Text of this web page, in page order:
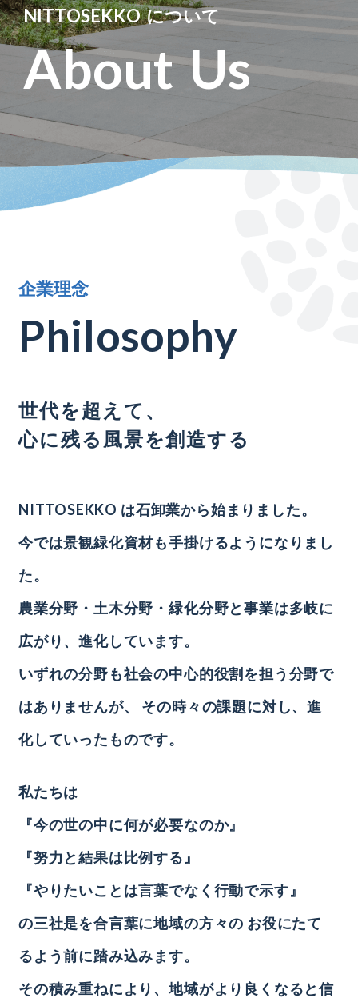
NITTOSEKKO について
About Us
企業理念
Philosophy
世代を超えて、
心に残る風景を創造する
NITTOSEKKO は石卸業から始まりました。
今では景観緑化資材も手掛けるようになりまし
た。
農業分野・土木分野・緑化分野と事業は多岐に
広がり、進化しています。
いずれの分野も社会の中心的役割を担う分野で
はありませんが、
その時々の課題に対し、進
化していったものです。
私たちは
『今の世の中に何が必要なのか』
『努力と結果は比例する』
『やりたいことは言葉でなく行動で示す』
の三社是を合言葉に地域の方々の お役にたて
るよう前に踏み込みます。
その積み重ねにより、地域がより良くなると信